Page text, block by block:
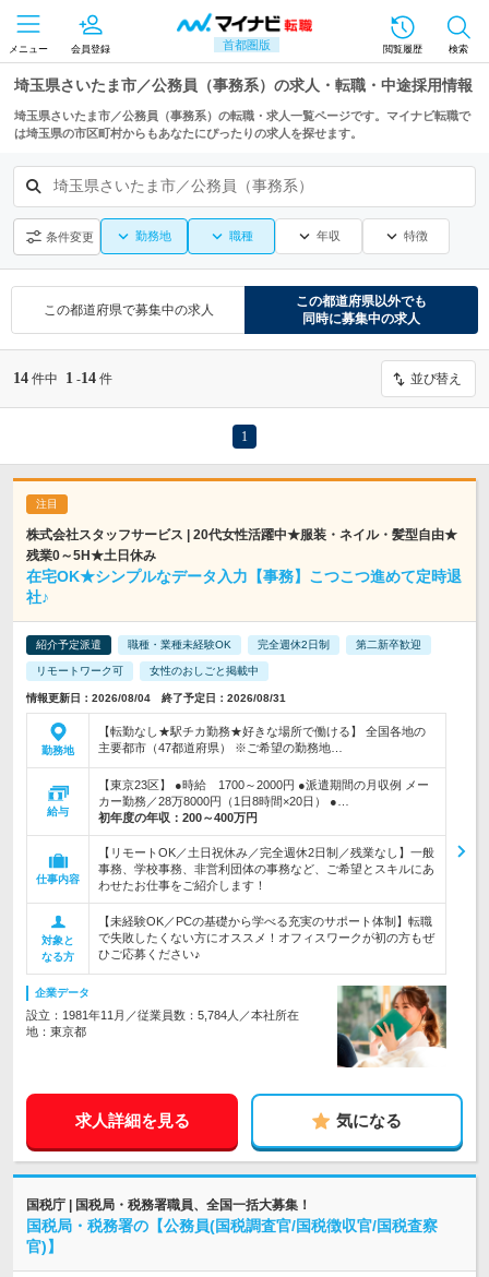
首都圏版
メニュー 会員登録 閲覧履歴 検索
埼玉県さいたま市／公務員（事務系）の求人・転職・中途採用情報
埼玉県さいたま市／公務員（事務系）の転職・求人一覧ページです。マイナビ転職で
は埼玉県の市区町村からもあなたにぴったりの求人を探せます。
埼玉県さいたま市／公務員（事務系）
条件変更 勤務地 職種 年収 特徴
この都道府県で募集中の求人
この都道府県以外でも
同時に募集中の求人
14 件中 1 -14 件 並び替え
1
株式会社スタッフサービス | 20代女性活躍中★服装・ネイル・髪型自由★
残業0～5H★土日休み
在宅OK★シンプルなデータ入力【事務】こつこつ進めて定時退
社♪
紹介予定派遣 職種・業種未経験OK 完全週休2日制 第二新卒歓迎
リモートワーク可 女性のおしごと掲載中
情報更新日：2026/08/04 終了予定日：2026/08/31
勤務地
【転勤なし★駅チカ勤務★好きな場所で働ける】 全国各地の
主要都市（47都道府県） ※ご希望の勤務地…
給与
【東京23区】 ●時給 1700～2000円 ●派遣期間の月収例 メー
カー勤務／28万8000円（1日8時間×20日） ●…
初年度の年収： 200～400万円
仕事内容
【リモートOK／土日祝休み／完全週休2日制／残業なし】一般
事務、学校事務、非営利団体の事務など、ご希望とスキルにあ
わせたお仕事をご紹介します！
対象と
なる方
【未経験OK／PCの基礎から学べる充実のサポート体制】転職
で失敗したくない方にオススメ！オフィスワークが初の方もぜ
ひご応募ください♪
企業データ
設立：1981年11月／従業員数：5,784人／本社所在
地：東京都
求人詳細を見る 気になる
国税庁 | 国税局・税務署職員、全国一括大募集！
国税局・税務署の【公務員(国税調査官/国税徴収官/国税査察
官)】